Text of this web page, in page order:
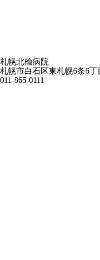
札幌北楡病院
札幌市白石区東札幌6条6丁
011-865-0111